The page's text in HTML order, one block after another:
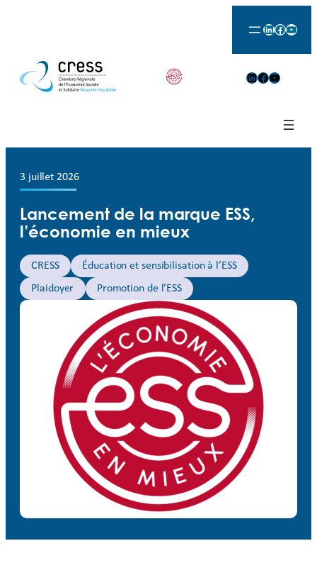
LinkedIn
Facebook
LinkedIn
Facebook
YouTube
3 juillet 2026
Lancement de la marque ESS,
l’économie en mieux
CRESS Éducation et sensibilisation à l’ESS
Plaidoyer Promotion de l’ESS